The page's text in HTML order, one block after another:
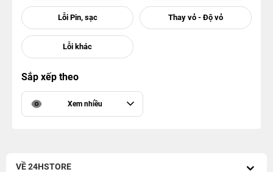
Sắp xếp theo
Xem nhiều
VỀ 24HSTORE